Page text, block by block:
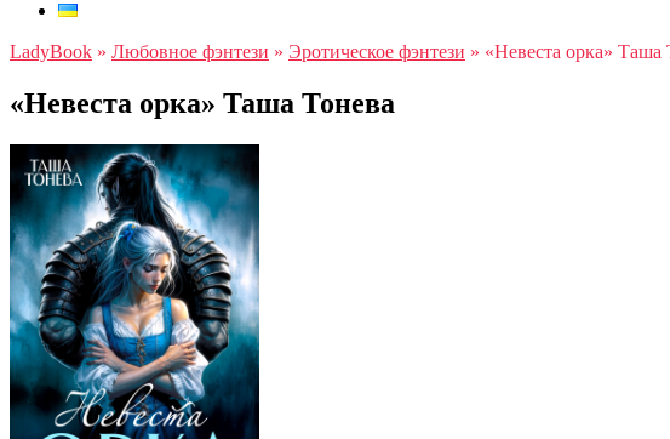
LadyBook » Любовное фэнтези » Эротическое фэнтези » «Невеста орка» Таша
«Невеста орка» Таша Тонева